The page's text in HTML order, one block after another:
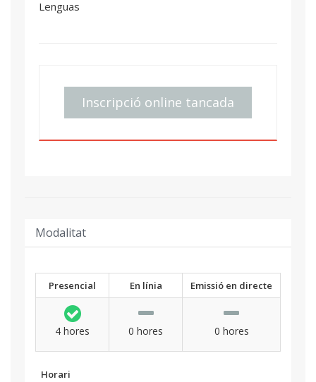
Lenguas
Inscripció online tancada
Modalitat
Presencial En línia Emissió en directe
4 hores 0 hores 0 hores
Horari